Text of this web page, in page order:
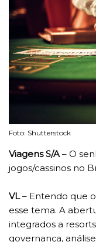
Foto: Shutterstock
Viagens S/A – O
jogos/cassinos no
VL– Entendo que
esse tema. A
integrados a
governança,